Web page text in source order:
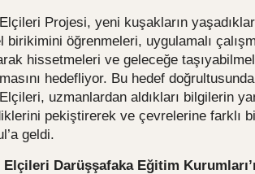
Projesi, yeni kuşakların
birikimini öğrenmeleri, uygulamalı
hissetmeleri ve geleceğe
hedefliyor. Bu hedef
uzmanlardan aldıkları bilgilerin
pekiştirerek ve çevrelerine farklı
geldi.
Darüşşafaka Eğitim